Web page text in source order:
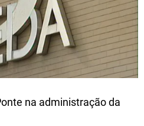
na administração da